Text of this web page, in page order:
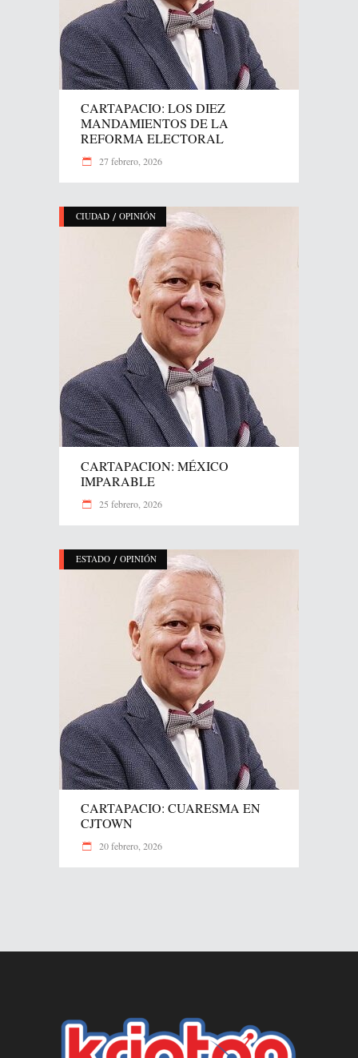
CARTAPACIO: LOS DIEZ
MANDAMIENTOS DE LA
REFORMA ELECTORAL
27 febrero, 2026
CIUDAD / OPINIÓN
CARTAPACION: MÉXICO
IMPARABLE
25 febrero, 2026
ESTADO / OPINIÓN
CARTAPACIO: CUARESMA EN
CJTOWN
20 febrero, 2026